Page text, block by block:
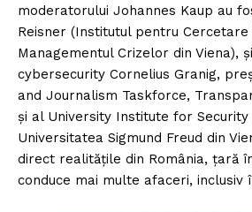
moderatorului Johannes Kaup au
Reisner (Institutul pentru Cercetare
Managementul Crizelor din Viena),
cybersecurity Cornelius Granig,
and Journalism Taskforce,
și al University Institute for Security
Universitatea Sigmund Freud din
direct realitățile din România, țară
conduce mai multe afaceri, inclusiv